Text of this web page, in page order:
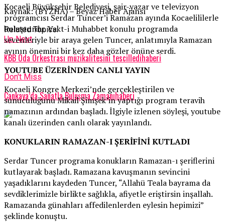
Kaynak: (BYZHA) – Beyaz Haber Ajansı
Related Topics:
Up Next
KBB Oda Orkestrası müzikalitesini tescilledihaberi
Don't Miss
Çankaya’da Sanatla Buluşma Zamanıhaberi
Kocaeli Büyükşehir Belediyesi, şair-yazar ve televizyon
programcısı Serdar Tuncer’i Ramazan ayında Kocaelililerle
buluşturdu. Vakt-i Muhabbet konulu programda
sevenleriyle bir araya gelen Tuncer, anlatımıyla Ramazan
ayının önemini bir kez daha gözler önüne serdi.
YOUTUBE ÜZERİNDEN CANLI YAYIN
Kocaeli Kongre Merkezi’nde gerçekleştirilen ve
sunuculuğunu Mikail Şimşek’in yaptığı program teravih
namazının ardından başladı. İlgiyle izlenen söyleşi, youtube
kanalı üzerinden canlı olarak yayınlandı.
KONUKLARIN RAMAZAN-I ŞERİFİNİ KUTLADI
Serdar Tuncer programa konukların Ramazan-ı şeriflerini
kutlayarak başladı. Ramazana kavuşmanın sevincini
yaşadıklarını kaydeden Tuncer, “Allahü Teala bayrama da
sevdiklerimizle birlikte sağlıkla, afiyetle eriştirsin inşallah.
Ramazanda günahları affedilenlerden eylesin hepimizi”
şeklinde konuştu.